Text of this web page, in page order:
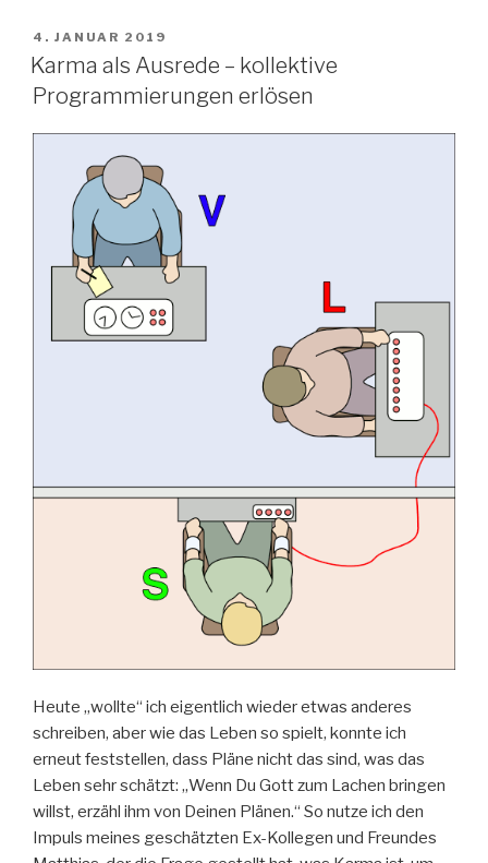
c
e
b
o
o
k
tt
er
ail
VERÖFFENTLICHT
AM
4. JANUAR 2019
Karma als Ausrede – kollektive
Programmierungen erlösen
Heute „wollte“ ich eigentlich wieder etwas anderes
schreiben, aber wie das Leben so spielt, konnte ich
erneut feststellen, dass Pläne nicht das sind, was das
Leben sehr schätzt: „Wenn Du Gott zum Lachen bringen
willst, erzähl ihm von Deinen Plänen.“ So nutze ich den
Impuls meines geschätzten Ex-Kollegen und Freundes